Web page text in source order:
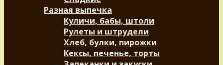
Разная выпечка
Куличи, бабы, штоли
Рулеты и штрудели
Хлеб, булки, пирожки
Кексы, печенье, торты